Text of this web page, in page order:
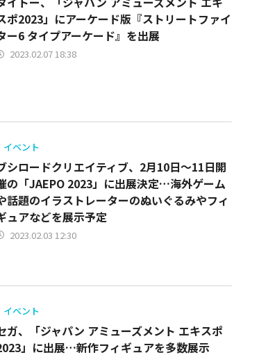
ポ2023」にアーケード版『ストリートファイ
ー6 タイプアーケード』を出展
2023.02.07 18:38
イベント
シロードクリエイティブ、2月10日～11日開
の「JAEPO 2023」に出展決定…海外ゲーム
話題のイラストレーターのぬいぐるみやフィ
ュアなどを展示予定
2023.02.03 12:30
イベント
ガ、「ジャパン アミューズメント エキスポ
」に出展…新作フィギュアを多数展示